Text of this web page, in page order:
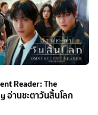
Reader: The
อ่านชะตาวันสิ้นโลก